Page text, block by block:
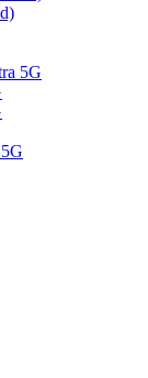
5G